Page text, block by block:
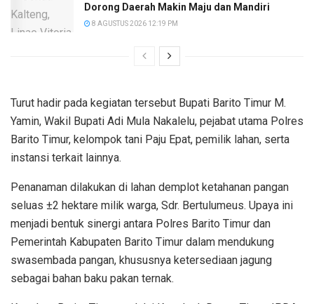
Dorong Daerah Makin Maju dan Mandiri
8 AGUSTUS 2026 12:19 PM
Turut hadir pada kegiatan tersebut Bupati Barito Timur M.
Yamin, Wakil Bupati Adi Mula Nakalelu, pejabat utama Polres
Barito Timur, kelompok tani Paju Epat, pemilik lahan, serta
instansi terkait lainnya.
Penanaman dilakukan di lahan demplot ketahanan pangan
seluas ±2 hektare milik warga, Sdr. Bertulumeus. Upaya ini
menjadi bentuk sinergi antara Polres Barito Timur dan
Pemerintah Kabupaten Barito Timur dalam mendukung
swasembada pangan, khususnya ketersediaan jagung
sebagai bahan baku pakan ternak.